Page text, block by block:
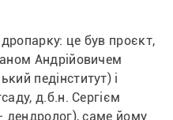
це був проєкт,
Андрійовичем
педінститут) і
д.б.н. Сергієм
дендролог), саме йому